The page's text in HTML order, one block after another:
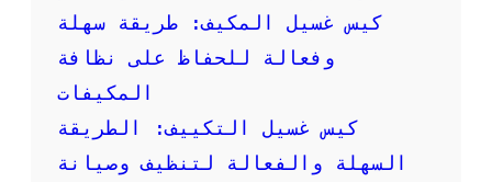
ك
ي
ق
م
كيس غسيل المكيف: طريقة سهلة
وفعالة للحفاظ على نظافة
المكيفات
كيس غسيل التكييف: الطريقة
السهلة والفعالة لتنظيف وصيانة